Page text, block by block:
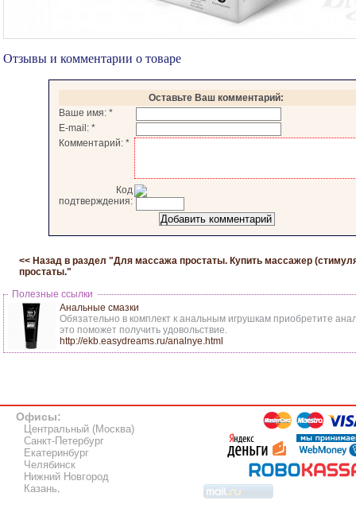
Отзывы и комментарии о товаре
Оставьте Ваш комментарий:
Ваше имя: *
E-mail: *
Комментарий: *
Код
подтверждения:
<< Назад в раздел "Для массажа простаты. Купить массажер
простаты."
Полезные ссылки
Анальные смазки
Обязательно в комплект к анальным игрушкам приобретите
это поможет получить удовольствие.
http://ekb.easydreams.ru/analnye.html
Офисы:
Центральный (Москва)
Санкт-Петербург
Екатеринбург
Челябинск
Нижний Новгород
Казань.